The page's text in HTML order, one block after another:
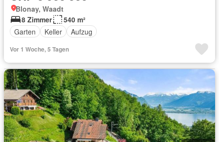
Blonay, Waadt
8 Zimmer
540 m²
Garten
Keller Aufzug
Vor 1 Woche, 5 Tagen